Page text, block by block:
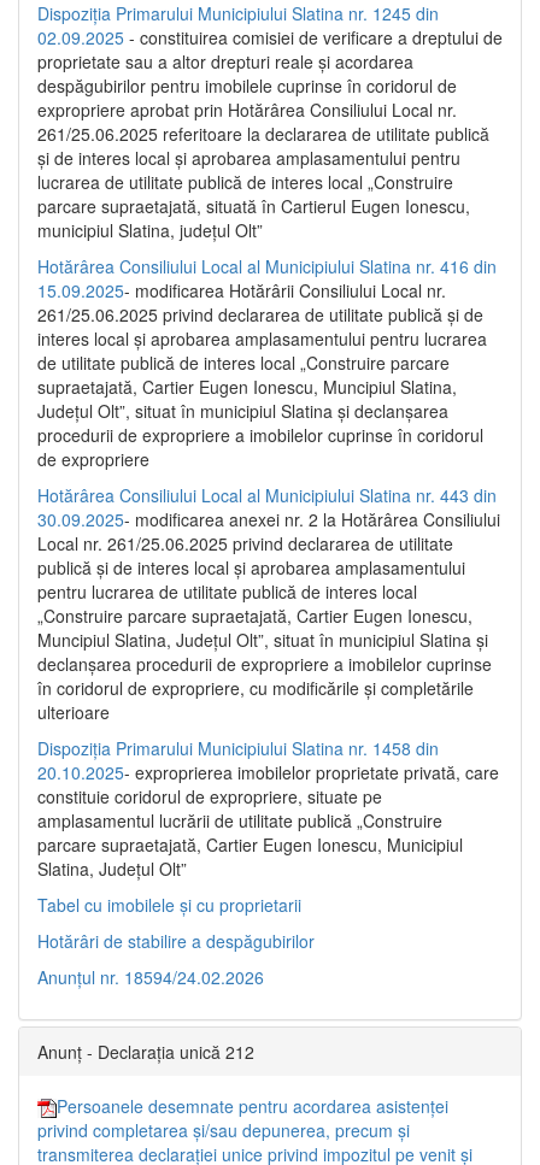
Dispoziția Primarului Municipiului Slatina nr. 1245 din
02.09.2025 - constituirea comisiei de verificare a dreptului de
proprietate sau a altor drepturi reale și acordarea
despăgubirilor pentru imobilele cuprinse în coridorul de
expropriere aprobat prin Hotărârea Consiliului Local nr.
261/25.06.2025 referitoare la declararea de utilitate publică
și de interes local și aprobarea amplasamentului pentru
lucrarea de utilitate publică de interes local „Construire
parcare supraetajată, situată în Cartierul Eugen Ionescu,
municipiul Slatina, județul Olt”
Hotărârea Consiliului Local al Municipiului Slatina nr. 416 din
15.09.2025- modificarea Hotărârii Consiliului Local nr.
261/25.06.2025 privind declararea de utilitate publică și de
interes local și aprobarea amplasamentului pentru lucrarea
de utilitate publică de interes local „Construire parcare
supraetajată, Cartier Eugen Ionescu, Muncipiul Slatina,
Județul Olt”, situat în municipiul Slatina și declanșarea
procedurii de expropriere a imobilelor cuprinse în coridorul
de expropriere
Hotărârea Consiliului Local al Municipiului Slatina nr. 443 din
30.09.2025- modificarea anexei nr. 2 la Hotărârea Consiliului
Local nr. 261/25.06.2025 privind declararea de utilitate
publică şi de interes local şi aprobarea amplasamentului
pentru lucrarea de utilitate publică de interes local
„Construire parcare supraetajată, Cartier Eugen Ionescu,
Muncipiul Slatina, Judeţul Olt”, situat în municipiul Slatina şi
declanşarea procedurii de expropriere a imobilelor cuprinse
în coridorul de expropriere, cu modificările şi completările
ulterioare
Dispoziția Primarului Municipiului Slatina nr. 1458 din
20.10.2025- exproprierea imobilelor proprietate privată, care
constituie coridorul de expropriere, situate pe
amplasamentul lucrării de utilitate publică „Construire
parcare supraetajată, Cartier Eugen Ionescu, Municipiul
Slatina, Județul Olt”
Tabel cu imobilele și cu proprietarii
Hotărâri de stabilire a despăgubirilor
Anunțul nr. 18594/24.02.2026
Anunț - Declarația unică 212
Persoanele desemnate pentru acordarea asistenței
privind completarea și/sau depunerea, precum și
transmiterea declarației unice privind impozitul pe venit și